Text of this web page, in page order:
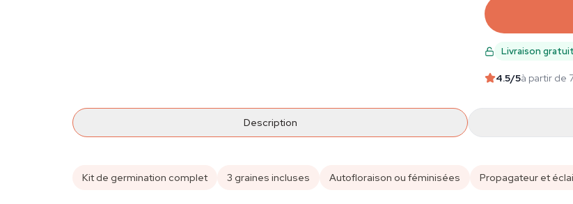
Livraison
4.5/5à partir de
Description
Kit de germination complet 3 graines incluses Autofloraison ou féminisées Propagateur et